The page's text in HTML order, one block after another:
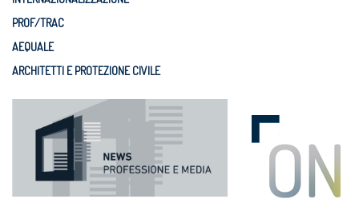
PROF/TRAC
AEQUALE
ARCHITETTI E PROTEZIONE CIVILE